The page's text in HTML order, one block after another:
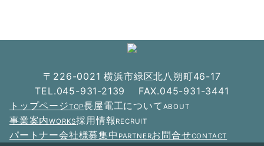
〒226-0021 横浜市緑区北八朔町46-17
TEL.045-931-2139 FAX.045-931-3441
トップページTOP長屋電工について ABOUT
事業案内WORKS採用情報 RECRUIT
パートナー会社様募集中 PARTNERお問合せCONTACT